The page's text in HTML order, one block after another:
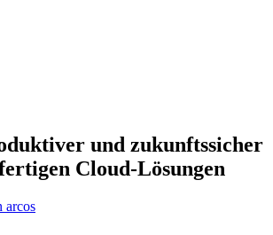
und zukunftssicher
Cloud-Lösungen
arcos